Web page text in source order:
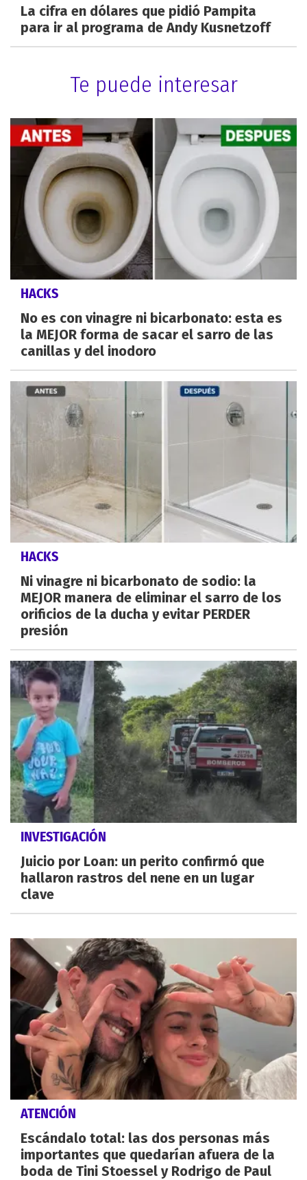
La cifra en dólares que pidió Pampita
para ir al programa de Andy Kusnetzoff
Te puede interesar
HACKS
No es con vinagre ni bicarbonato: esta es
la MEJOR forma de sacar el sarro de las
canillas y del inodoro
HACKS
Ni vinagre ni bicarbonato de sodio: la
MEJOR manera de eliminar el sarro de los
orificios de la ducha y evitar PERDER
presión
INVESTIGACIÓN
Juicio por Loan: un perito confirmó que
hallaron rastros del nene en un lugar
clave
ATENCIÓN
Escándalo total: las dos personas más
importantes que quedarían afuera de la
boda de Tini Stoessel y Rodrigo de Paul